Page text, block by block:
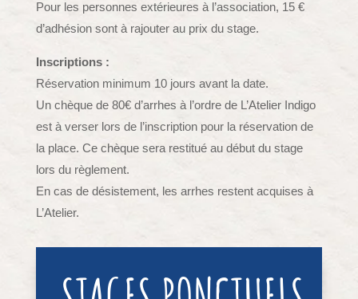
Pour les personnes extérieures à l’association, 15 €
d’adhésion sont à rajouter au prix du stage.
Inscriptions :
Réservation minimum 10 jours avant la date.
Un chèque de 80€ d’arrhes à l’ordre de L’Atelier Indigo
est à verser lors de l’inscription pour la réservation de
la place. Ce chèque sera restitué au début du stage
lors du règlement.
En cas de désistement, les arrhes restent acquises à
L’Atelier.